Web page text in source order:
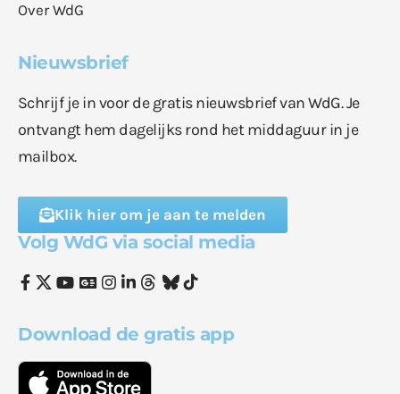
Over WdG
Nieuwsbrief
Schrijf je in voor de gratis nieuwsbrief van WdG. Je
ontvangt hem dagelijks rond het middaguur in je
mailbox.
Klik hier om je aan te melden
Volg WdG via social media
Download de gratis app